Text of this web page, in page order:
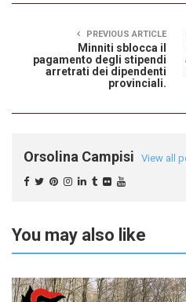
PREVIOUS ARTICLE
Minniti sblocca il
pagamento degli stipendi
arretrati dei dipendenti
provinciali.
Orsolina Campisi View all
You may also like